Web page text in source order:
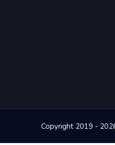
Copyright 2019 -